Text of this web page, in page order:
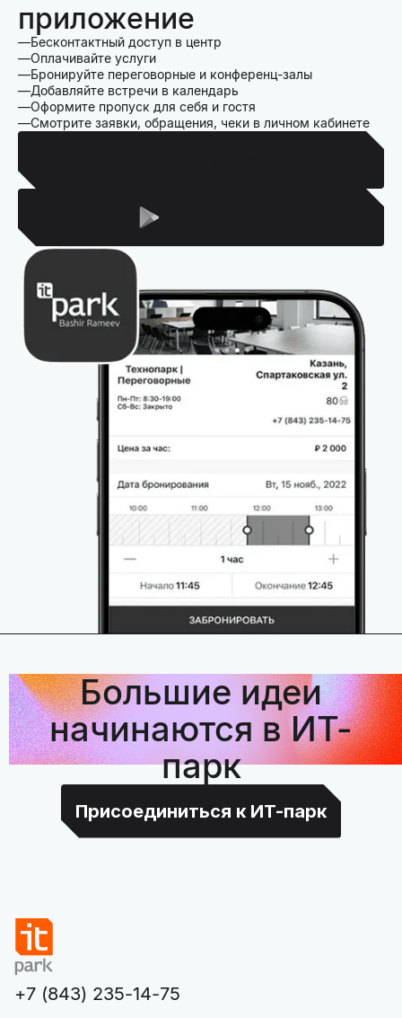
приложение
Бесконтактный доступ в центр
Оплачивайте услуги
Бронируйте переговорные и конференц-залы
Добавляйте встречи в календарь
Оформите пропуск для себя и гостя
Смотрите заявки, обращения, чеки в личном кабинете
Большие идеи
начинаются в ИТ-
парк
Присоединиться к ИТ-парк
+7 (843) 235-14-75